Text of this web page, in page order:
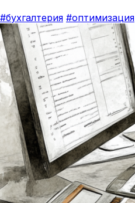
#бухгалтерия #оптимизация